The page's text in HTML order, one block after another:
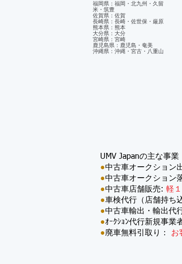
福岡県：福岡・北九州・久留
米・筑豊
佐賀県：佐賀
長崎県：長崎・佐世保・厳原
熊本県：熊本
大分県：大分
宮崎県：宮崎
鹿児島県：鹿児島・奄美
沖縄県：沖縄・宮古・八重山
UMV Japanの主な事業
●中古車オークション
●中古車オークション
●中古車店舗販売: 軽
●車検代行（店舗持ち
●中古車輸出・輸出代
●ｵｰｸｼｮﾝ代行新規事業
●廃車無料引取り： お